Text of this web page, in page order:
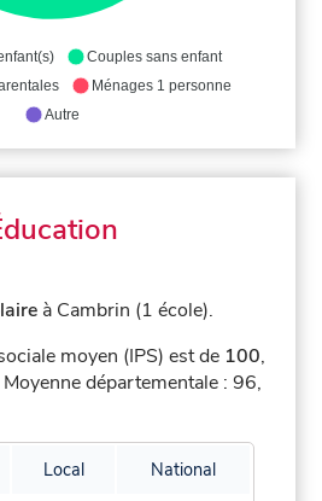
Couples sans enfant
Ménages 1 personne
Autre
à Cambrin (1 école).
moyen (IPS) est de 100,
Moyenne départementale : 96,
Local National